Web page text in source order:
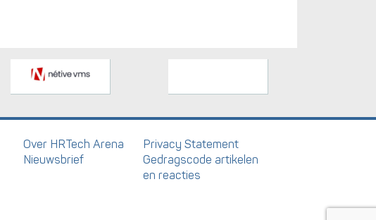
Over HRTech Arena
Nieuwsbrief
Privacy Statement
Gedragscode artikelen
en reacties